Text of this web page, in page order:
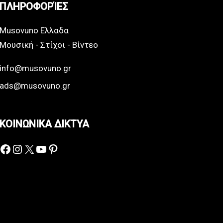
ΠΛΗΡΟΦΟΡΊΕΣ
Musovuno Ελλαδα
Μουσική - Στίχοι - Βίντεο
info@musovuno.gr
ads@musovuno.gr
ΚΟΙΝΩΝΙΚΑ ΔΙΚΤΥΑ
Facebook
Instagram
X YouTube
Pinterest